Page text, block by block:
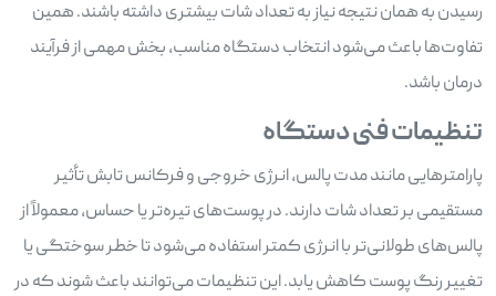
رسیدن به همان نتیجه نیاز به تعداد شات بیشتری داشته باشند. همین
تفاوت‌ها باعث می‌شود انتخاب دستگاه مناسب، بخش مهمی از فرآیند
درمان باشد.
تنظیمات فنی دستگاه
پارامترهایی مانند مدت پالس، انرژی خروجی و فرکانس تابش تأثیر
مستقیمی بر تعداد شات دارند. در پوست‌های تیره‌تر یا حساس، معمولاً از
پالس‌های طولانی‌تر با انرژی کمتر استفاده می‌شود تا خطر سوختگی یا
تغییر رنگ پوست کاهش یابد. این تنظیمات می‌توانند باعث شوند که در